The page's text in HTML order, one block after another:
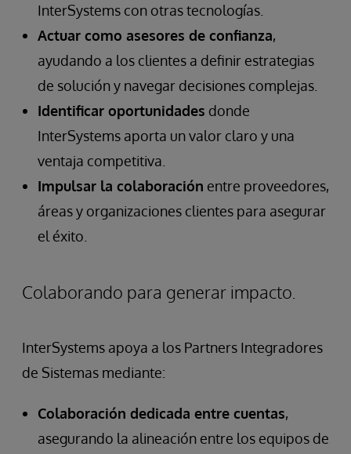
InterSystems con otras tecnologías.
Actuar como asesores de confianza,
ayudando a los clientes a definir estrategias
de solución y navegar decisiones complejas.
Identificar oportunidades donde
InterSystems aporta un valor claro y una
ventaja competitiva.
Impulsar la colaboración entre proveedores,
áreas y organizaciones clientes para asegurar
el éxito.
Colaborando para generar impacto.
InterSystems apoya a los Partners Integradores
de Sistemas mediante:
Colaboración dedicada entre cuentas,
asegurando la alineación entre los equipos de